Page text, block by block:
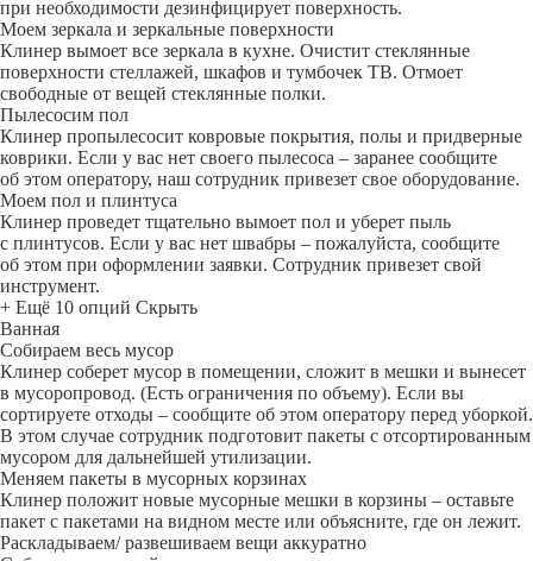
при необходимости дезинфицирует поверхность.
Моем зеркала и зеркальные поверхности
Клинер вымоет все зеркала в кухне. Очистит стеклянные
поверхности стеллажей, шкафов и тумбочек ТВ. Отмоет
свободные от вещей стеклянные полки.
Пылесосим пол
Клинер пропылесосит ковровые покрытия, полы и придверные
коврики. Если у вас нет своего пылесоса – заранее сообщите
об этом оператору, наш сотрудник привезет свое оборудование.
Моем пол и плинтуса
Клинер проведет тщательно вымоет пол и уберет пыль
с плинтусов. Если у вас нет швабры – пожалуйста, сообщите
об этом при оформлении заявки. Сотрудник привезет свой
инструмент.
+ Ещё 10 опций Скрыть
Ванная
Собираем весь мусор
Клинер соберет мусор в помещении, сложит в мешки и вынесет
в мусоропровод. (Есть ограничения по объему). Если вы
сортируете отходы – сообщите об этом оператору перед уборкой.
В этом случае сотрудник подготовит пакеты с отсортированным
мусором для дальнейшей утилизации.
Меняем пакеты в мусорных корзинах
Клинер положит новые мусорные мешки в корзины – оставьте
пакет с пакетами на видном месте или объясните, где он лежит.
Раскладываем/ развешиваем вещи аккуратно